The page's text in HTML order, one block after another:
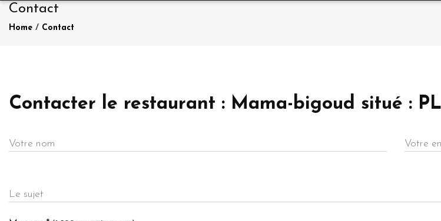
Contact
Home / Contact
Contacter le restaurant : Mama-bigoud situé :
Votre nom Votre
Le sujet